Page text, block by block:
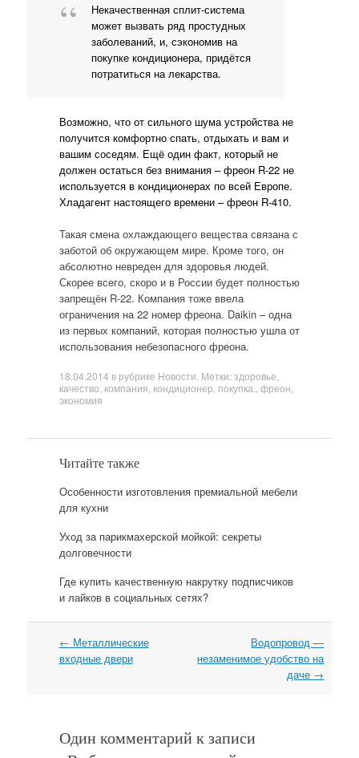
Некачественная сплит-система
может вызвать ряд простудных
заболеваний, и, сэкономив на
покупке кондиционера, придётся
потратиться на лекарства.
Возможно, что от сильного шума устройства не
получится комфортно спать, отдыхать и вам и
вашим соседям. Ещё один факт, который не
должен остаться без внимания – фреон R-22 не
используется в кондиционерах по всей Европе.
Хладагент настоящего времени – фреон R-410.
Такая смена охлаждающего вещества связана с
заботой об окружающем мире. Кроме того, он
абсолютно невреден для здоровья людей.
Скорее всего, скоро и в России будет полностью
запрещён R-22. Компания тоже ввела
ограничения на 22 номер фреона. Daikin – одна
из первых компаний, которая полностью ушла от
использования небезопасного фреона.
18.04.2014 в рубрике Новости . Метки:здоровье
качество компания кондиционер покупка. фреон
экономия
Читайте также
Особенности изготовления премиальной мебели
для кухни
Уход за парикмахерской мойкой: секреты
долговечности
Где купить качественную накрутку подписчиков
и лайков в социальных сетях?
Навигация
← Металлические
входные двери
Водопровод —
незаменимое удобство на
даче →
Один комментарий к записи